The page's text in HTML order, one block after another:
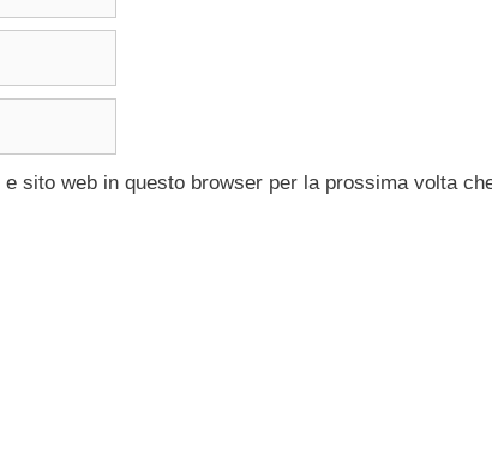
sito web in questo browser per la prossima volta